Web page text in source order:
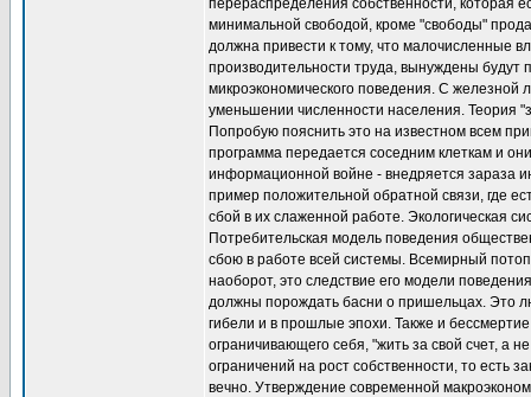
перераспределения собственности, которая
минимальной свободой, кроме "свободы"
должна привести к тому, что малочисленные
производительности труда, вынуждены будут
микроэкономического поведения. С железной
уменьшении численности населения. Теория
Попробую пояснить это на известном всем
программа передается соседним клеткам и
информационной войне - внедряется зараза
пример положительной обратной связи, где
сбой в их слаженной работе. Экологическая
Потребительская модель поведения
сбою в работе всей системы. Всемирный
наоборот, это следствие его модели
должны порождать басни о пришельцах. Это
гибели и в прошлые эпохи. Также и
ограничивающего себя, "жить за свой счет, а
ограничений на рост собственности, то есть
вечно. Утверждение современной